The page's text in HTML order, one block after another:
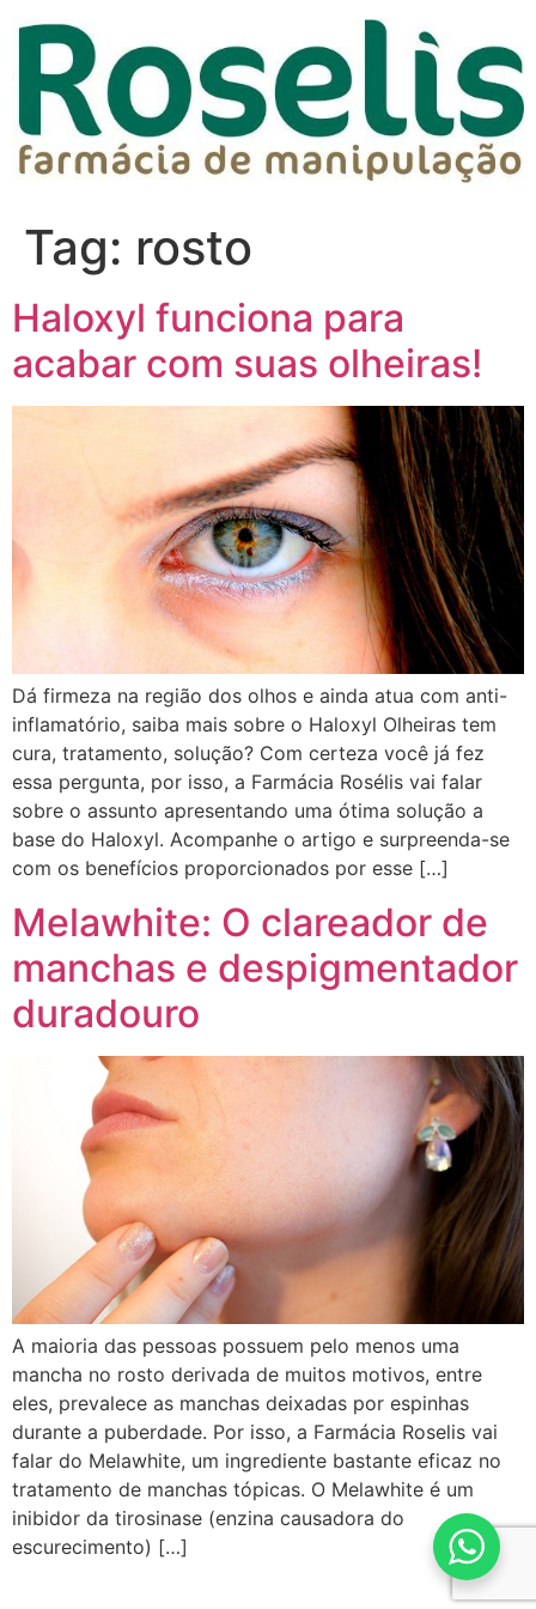
Tag: rosto
Haloxyl funciona para
acabar com suas olheiras!
Dá firmeza na região dos olhos e ainda atua com anti-
inflamatório, saiba mais sobre o Haloxyl Olheiras tem
cura, tratamento, solução? Com certeza você já fez
essa pergunta, por isso, a Farmácia Rosélis vai falar
sobre o assunto apresentando uma ótima solução a
base do Haloxyl. Acompanhe o artigo e surpreenda-se
com os benefícios proporcionados por esse […]
Melawhite: O clareador de
manchas e despigmentador
duradouro
A maioria das pessoas possuem pelo menos uma
mancha no rosto derivada de muitos motivos, entre
eles, prevalece as manchas deixadas por espinhas
durante a puberdade. Por isso, a Farmácia Roselis vai
falar do Melawhite, um ingrediente bastante eficaz no
tratamento de manchas tópicas. O Melawhite é um
inibidor da tirosinase (enzina causadora do
escurecimento) […]